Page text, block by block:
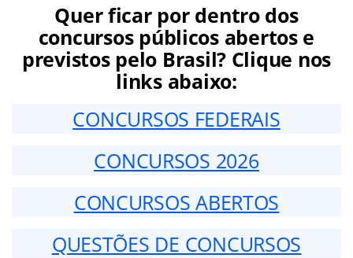
Quer ficar por dentro dos
concursos públicos abertos e
previstos pelo Brasil? Clique nos
links abaixo:
CONCURSOS FEDERAIS
CONCURSOS 2026
CONCURSOS ABERTOS
QUESTÕES DE CONCURSOS